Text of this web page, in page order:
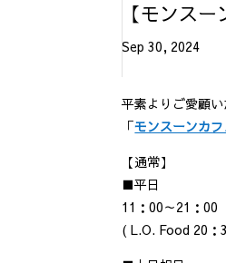
【モンス
Sep 30, 2024
平素よりご愛顧い
「モンスーンカ
【通常】
■平日
11：00～21：00
( L.O. Food 20：